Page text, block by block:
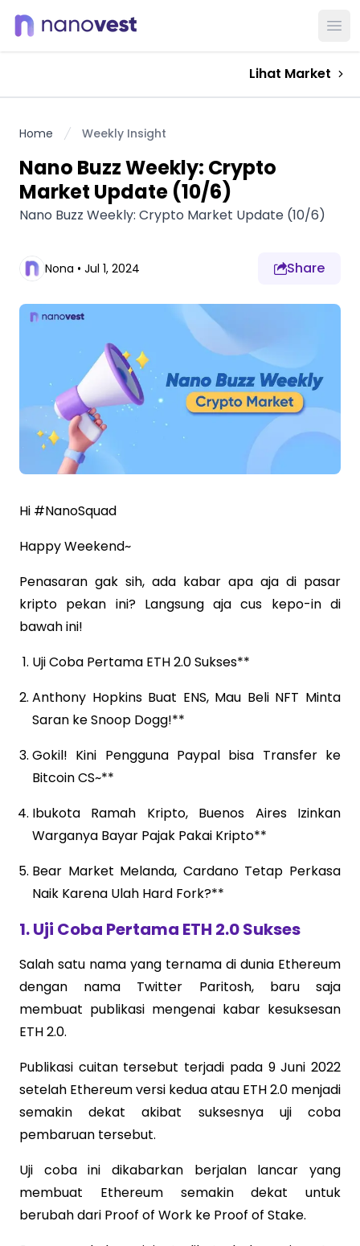
Lihat Market
Home Weekly Insight
Nano Buzz Weekly: Crypto
Market Update (10/6)
Nano Buzz Weekly: Crypto Market Update (10/6)
Nona • Jul 1, 2024 Share
Hi #NanoSquad
Happy Weekend~
Penasaran gak sih, ada kabar apa aja di pasar
kripto pekan ini? Langsung aja cus kepo-in di
bawah ini!
Uji Coba Pertama ETH 2.0 Sukses**
Anthony Hopkins Buat ENS, Mau Beli NFT Minta
Saran ke Snoop Dogg!**
Gokil! Kini Pengguna Paypal bisa Transfer ke
Bitcoin CS~**
Ibukota Ramah Kripto, Buenos Aires Izinkan
Warganya Bayar Pajak Pakai Kripto**
Bear Market Melanda, Cardano Tetap Perkasa
Naik Karena Ulah Hard Fork?**
1. Uji Coba Pertama ETH 2.0 Sukses
Salah satu nama yang ternama di dunia Ethereum
dengan nama Twitter Paritosh, baru saja
membuat publikasi mengenai kabar kesuksesan
ETH 2.0.
Publikasi cuitan tersebut terjadi pada 9 Juni 2022
setelah Ethereum versi kedua atau ETH 2.0 menjadi
semakin dekat akibat suksesnya uji coba
pembaruan tersebut.
Uji coba ini dikabarkan berjalan lancar yang
membuat Ethereum semakin dekat untuk
berubah dari Proof of Work ke Proof of Stake.